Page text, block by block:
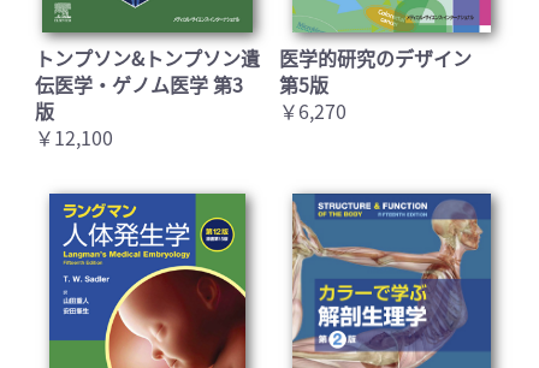
トンプソン&トンプソン遺
伝医学・ゲノム医学 第3
版
￥12,100
医学的研究のデザイン
第5版
￥6,270